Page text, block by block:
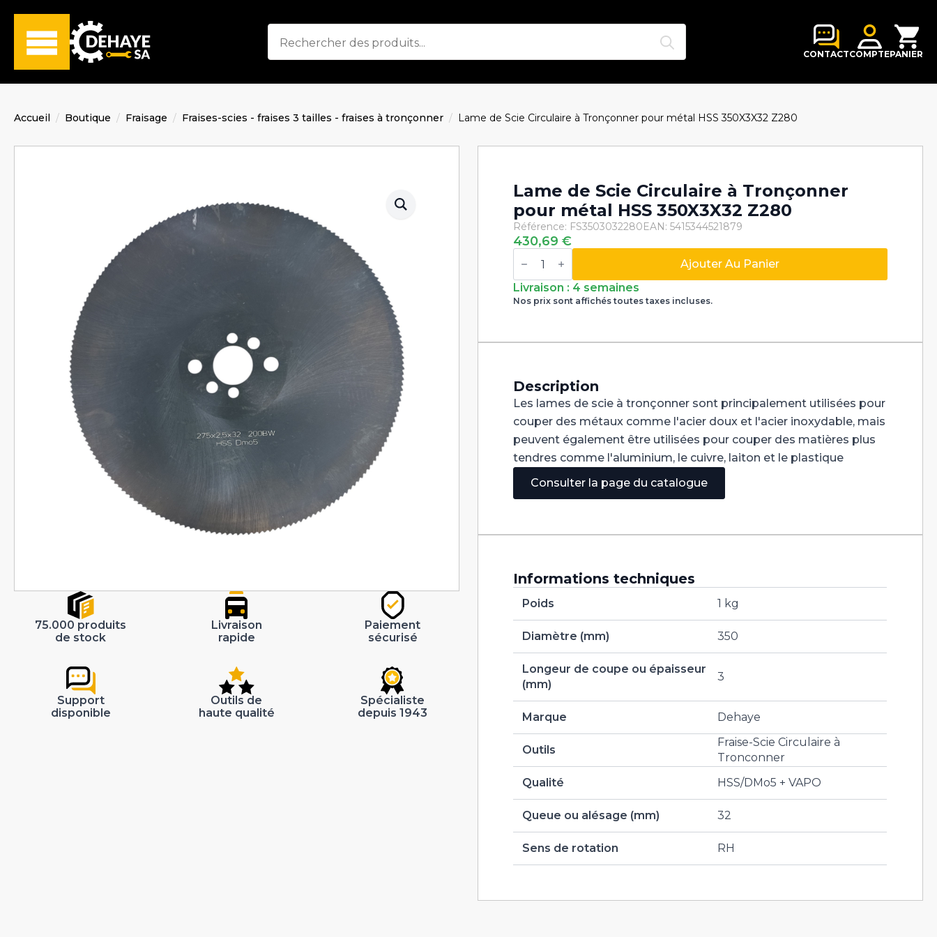
CONTACTCOMPTEPANIER
Accueil Boutique Fraisage Fraises-scies - fraises 3 tailles - fraises à tronçonner Lame de Scie Circulaire à Tronçonner pour métal HSS 350X3X32 Z280
75.000 produits
de stock
Livraison
rapide
Paiement
sécurisé
Support
disponible
Outils de
haute qualité
Spécialiste
depuis 1943
Lame de Scie Circulaire à Tronçonner
pour métal HSS 350X3X32 Z280
Référence: FS3503032280EAN: 5415344521879
430,69€
quantité
de
de
Scie
Circulaire
pour
Z280
Ajouter Au Panier
Livraison : 4 semaines
Nos prix sont affichés toutes taxes incluses.
Description
Les lames de scie à tronçonner sont principalement utilisées pour
couper des métaux comme l'acier doux et l'acier inoxydable, mais
peuvent également être utilisées pour couper des matières plus
tendres comme l'aluminium, le cuivre, laiton et le plastique
Consulter la page du catalogue
Informations techniques
Poids 1 kg
Diamètre (mm) 350
Longeur de coupe ou épaisseur
(mm)
3
Marque Dehaye
Outils
Fraise-Scie Circulaire à
Tronconner
Qualité
HSS/DMo5 + VAPO
Queue ou alésage (mm) 32
Sens de rotation RH